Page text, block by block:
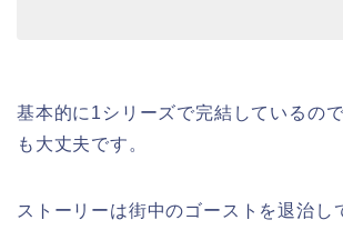
基本的に1シリーズで完結しているの
も大丈夫です。
ストーリーは街中のゴーストを退治し